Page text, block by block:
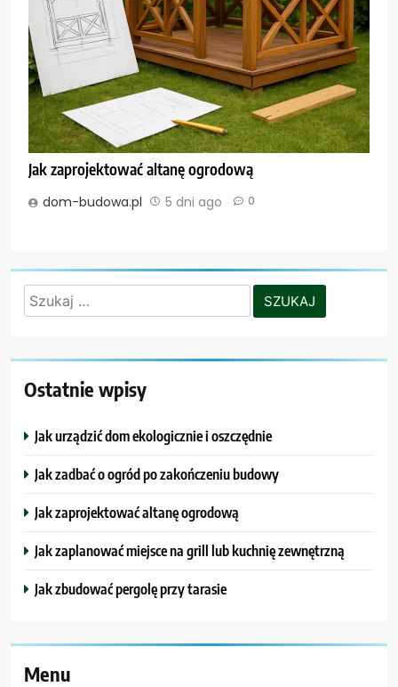
Jak zaprojektować altanę ogrodową
dom-budowa.pl 5 dni ago 0
Szukaj:
Ostatnie wpisy
Jak urządzić dom ekologicznie i oszczędnie
Jak zadbać o ogród po zakończeniu budowy
Jak zaprojektować altanę ogrodową
Jak zaplanować miejsce na grill lub kuchnię zewnętrzną
Jak zbudować pergolę przy tarasie
Menu